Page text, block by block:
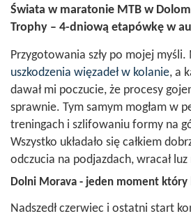
Świata w maratonie MTB w
Trophy – 4-dniową etapówkę w
Przygotowania szły po mojej myśli.
uszkodzenia więzadeł w kolanie, a
dawał mi poczucie, że procesy
sprawnie. Tym samym mogłam w
treningach i szlifowaniu formy na
Wszystko układało się całkiem
odczucia na podjazdach, wracał luz
Dolni Morava - jeden moment który
Nadszedł czerwiec i ostatni start